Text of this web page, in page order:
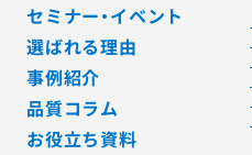
セミナー・イベント
選ばれる理由
事例紹介
品質コラム
お役立ち資料